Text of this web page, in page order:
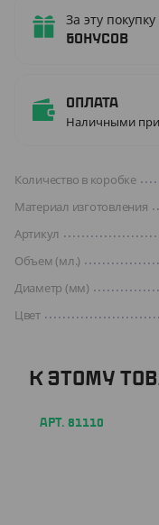
За эту
бонусов
Оплата
Наличными при
Количество в коробке
Материал изготовления
Артикул
Объем (мл.)
Диаметр (мм)
Цвет
К ЭТОМУ
АРТ. 81110